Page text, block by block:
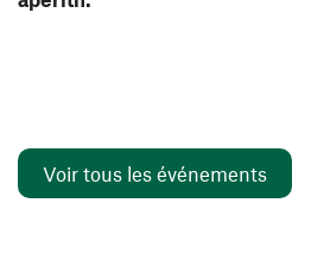
Voir tous les événements